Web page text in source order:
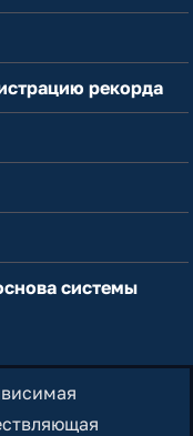
рекорда
системы